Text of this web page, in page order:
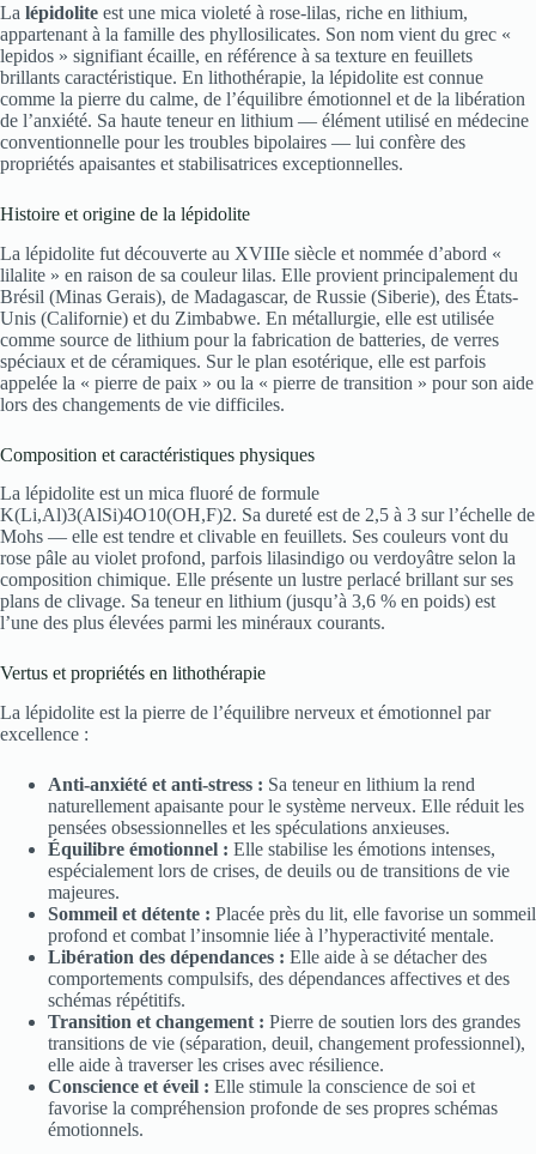
La lépidolite est une mica violeté à rose-lilas, riche en lithium,
appartenant à la famille des phyllosilicates. Son nom vient du grec «
lepidos » signifiant écaille, en référence à sa texture en feuillets
brillants caractéristique. En lithothérapie, la lépidolite est connue
comme la pierre du calme, de l’équilibre émotionnel et de la libération
de l’anxiété. Sa haute teneur en lithium — élément utilisé en médecine
conventionnelle pour les troubles bipolaires — lui confère des
propriétés apaisantes et stabilisatrices exceptionnelles.
Histoire et origine de la lépidolite
La lépidolite fut découverte au XVIIIe siècle et nommée d’abord «
lilalite » en raison de sa couleur lilas. Elle provient principalement du
Brésil (Minas Gerais), de Madagascar, de Russie (Siberie), des États-
Unis (Californie) et du Zimbabwe. En métallurgie, elle est utilisée
comme source de lithium pour la fabrication de batteries, de verres
spéciaux et de céramiques. Sur le plan esotérique, elle est parfois
appelée la « pierre de paix » ou la « pierre de transition » pour son aide
lors des changements de vie difficiles.
Composition et caractéristiques physiques
La lépidolite est un mica fluoré de formule
K(Li,Al)3(AlSi)4O10(OH,F)2. Sa dureté est de 2,5 à 3 sur l’échelle de
Mohs — elle est tendre et clivable en feuillets. Ses couleurs vont du
rose pâle au violet profond, parfois lilasindigo ou verdoyâtre selon la
composition chimique. Elle présente un lustre perlacé brillant sur ses
plans de clivage. Sa teneur en lithium (jusqu’à 3,6 % en poids) est
l’une des plus élevées parmi les minéraux courants.
Vertus et propriétés en lithothérapie
La lépidolite est la pierre de l’équilibre nerveux et émotionnel par
excellence :
Anti-anxiété et anti-stress : Sa teneur en lithium la rend
naturellement apaisante pour le système nerveux. Elle réduit les
pensées obsessionnelles et les spéculations anxieuses.
Équilibre émotionnel : Elle stabilise les émotions intenses,
espécialement lors de crises, de deuils ou de transitions de vie
majeures.
Sommeil et détente : Placée près du lit, elle favorise un sommeil
profond et combat l’insomnie liée à l’hyperactivité mentale.
Libération des dépendances : Elle aide à se détacher des
comportements compulsifs, des dépendances affectives et des
schémas répétitifs.
Transition et changement : Pierre de soutien lors des grandes
transitions de vie (séparation, deuil, changement professionnel),
elle aide à traverser les crises avec résilience.
Conscience et éveil : Elle stimule la conscience de soi et
favorise la compréhension profonde de ses propres schémas
émotionnels.